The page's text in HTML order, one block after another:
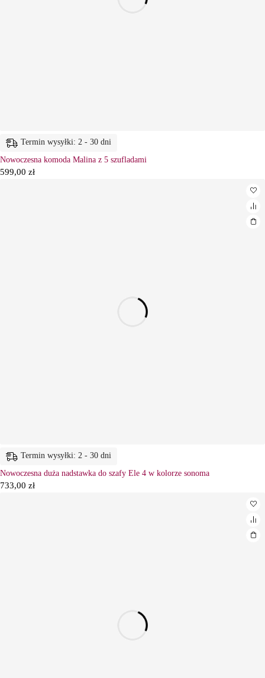
Termin wysyłki: 2 - 30 dni
Nowoczesna komoda Malina z 5 szufladami
599,00 zł
Termin wysyłki: 2 - 30 dni
Nowoczesna duża nadstawka do szafy Ele 4 w kolorze sonoma
733,00 zł